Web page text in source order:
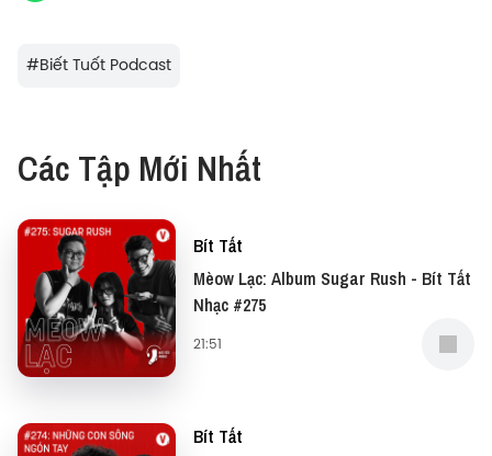
#Biết Tuốt Podcast
Các Tập Mới Nhất
Bít Tất
Mèow Lạc: Album Sugar Rush - Bít Tất
Nhạc #275
21:51
Bít Tất